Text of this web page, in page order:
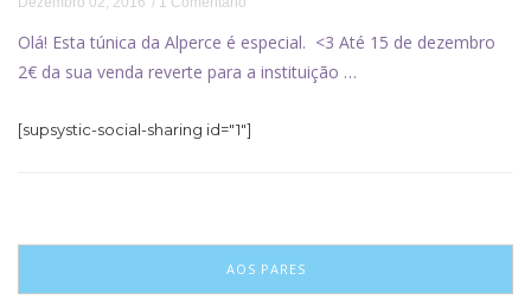
Olá! Esta túnica da Alperce é especial. <3 Até 15 de dezembro
2€ da sua venda reverte para a instituição …
[supsystic-social-sharing id="1"]
AOS PARES